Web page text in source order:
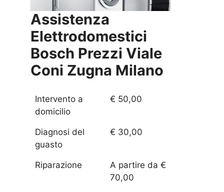
Assistenza
Elettrodomestici
Bosch PrezziViale
Coni Zugna Milano
Intervento a
domicilio
€ 50,00
Diagnosi del
guasto
€ 30,00
Riparazione
A partire da €
70,00